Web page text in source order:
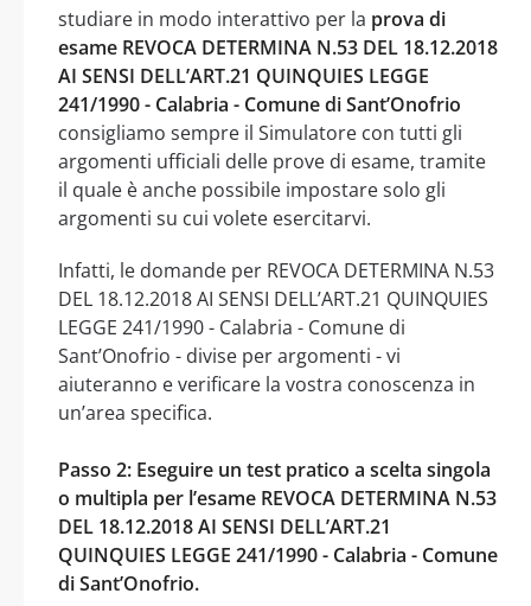
studiare in modo interattivo per la prova di
esame REVOCA DETERMINA N.53 DEL 18.12.2018
AI SENSI DELL’ART.21 QUINQUIES LEGGE
241/1990 - Calabria - Comune di Sant’Onofrio
consigliamo sempre il Simulatore con tutti gli
argomenti ufficiali delle prove di esame, tramite
il quale è anche possibile impostare solo gli
argomenti su cui volete esercitarvi.
Infatti, le domande per REVOCA DETERMINA N.53
DEL 18.12.2018 AI SENSI DELL’ART.21 QUINQUIES
LEGGE 241/1990 - Calabria - Comune di
Sant’Onofrio - divise per argomenti - vi
aiuteranno e verificare la vostra conoscenza in
un’area specifica.
Passo 2: Eseguire un test pratico a scelta singola
o multipla per l’esame REVOCA DETERMINA N.53
DEL 18.12.2018 AI SENSI DELL’ART.21
QUINQUIES LEGGE 241/1990 - Calabria - Comune
di Sant’Onofrio.